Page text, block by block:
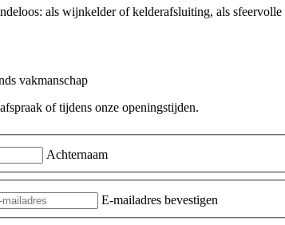
als wijnkelder of kelderafsluiting, als
vakmanschap
of tijdens onze openingstijden.
Achternaam
E-mailadres bevestigen